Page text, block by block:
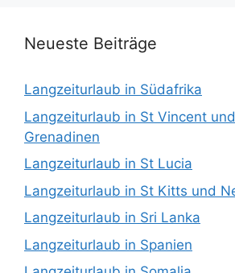
Neueste Beiträge
Langzeiturlaub in Südafrika
Langzeiturlaub in St Vincent
Grenadinen
Langzeiturlaub in St Lucia
Langzeiturlaub in St Kitts und
Langzeiturlaub in Sri Lanka
Langzeiturlaub in Spanien